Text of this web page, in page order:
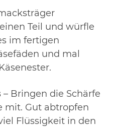
Teil und würfle
im fertigen
und mal
– Bringen die Schärfe
mit. Gut abtropfen
Flüssigkeit in den